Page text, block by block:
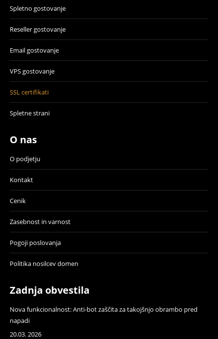
Spletno gostovanje
Reseller gostovanje
Email gostovanje
VPS gostovanje
SSL certifikati
Spletne strani
O nas
O podjetju
Kontakt
Cenik
Zasebnost in varnost
Pogoji poslovanja
Politika nosilcev domen
Zadnja obvestila
Nova funkcionalnost: Anti-bot zaščita za takojšnjo obrambo pred
napadi
20.03. 2026